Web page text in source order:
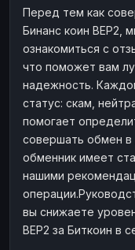
Наличные
Перед тем как
Бинанс коин BEP2,
ознакомиться с
что поможет вам
надежность.
статус: скам,
помогает
совершать обмен
обменник имеет
нашими
вы снижаете
BEP2 за Биткоин в